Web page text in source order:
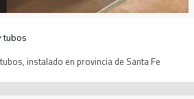
tubos
instalado en provincia de Santa Fe